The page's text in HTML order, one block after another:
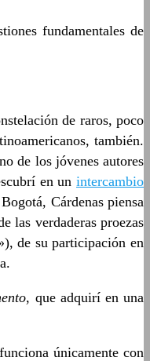
fundamentales de
de raros, poco
también.
de los jóvenes autores
en un intercambio
Cárdenas piensa
las verdaderas proezas
de su participación en
, que adquirí en una
únicamente con